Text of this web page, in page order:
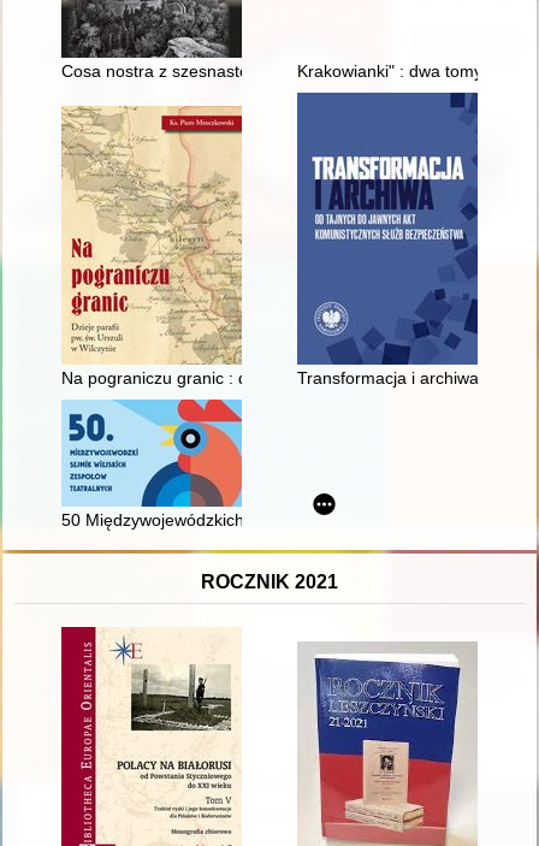
Cosa nostra z szesnastowiecznych Górnych Łużyc : historia
Krakowianki" : dwa tomy
Na pograniczu granic : dzieje parafii pw. św. Urszuli w
Transformacja i archiwa : od
50 Międzywojewódzkich Sejmików Wiejskich Zespołów
ROCZNIK 2021